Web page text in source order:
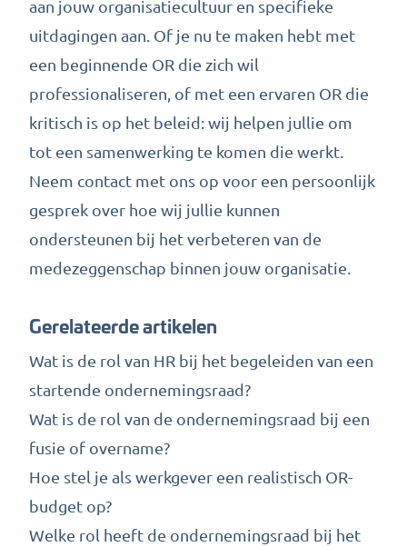
aan jouw organisatiecultuur en specifieke
uitdagingen aan. Of je nu te maken hebt met
een beginnende OR die zich wil
professionaliseren, of met een ervaren OR die
kritisch is op het beleid: wij helpen jullie om
tot een samenwerking te komen die werkt.
Neem contact met ons op voor een persoonlijk
gesprek over hoe wij jullie kunnen
ondersteunen bij het verbeteren van de
medezeggenschap binnen jouw organisatie.
Gerelateerde artikelen
Wat is de rol van HR bij het begeleiden van een
startende ondernemingsraad?
Wat is de rol van de ondernemingsraad bij een
fusie of overname?
Hoe stel je als werkgever een realistisch OR-
budget op?
Welke rol heeft de ondernemingsraad bij het